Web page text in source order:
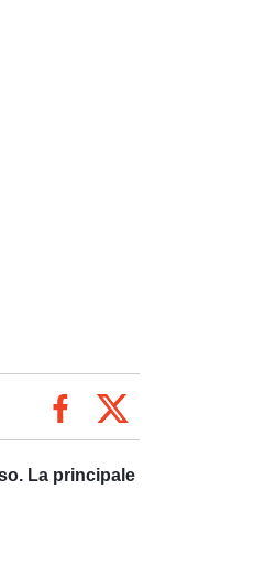
La principale